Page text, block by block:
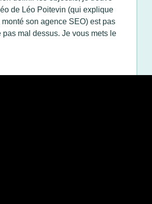
de Léo Poitevin (qui explique
son agence SEO) est pas
pas mal dessus. Je vous mets le